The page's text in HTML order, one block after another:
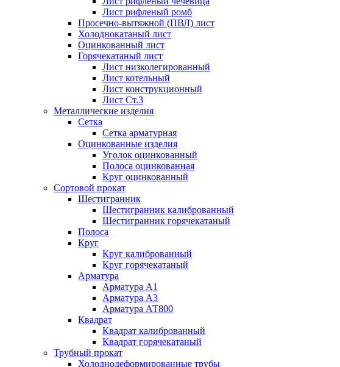
Лист рифленый ромб
Просечно-вытяжной (ПВЛ) лист
Холоднокатаный лист
Оцинкованный лист
Горячекатаный лист
Лист низколегированный
Лист котельный
Лист конструкционный
Лист Ст.3
Металлические изделия
Сетка
Сетка арматурная
Оцинкованные изделия
Уголок оцинкованный
Полоса оцинкованная
Круг оцинкованный
Сортовой прокат
Шестигранник
Шестигранник калиброванный
Шестигранник горячекатаный
Полоса
Круг
Круг калиброванный
Круг горячекатаный
Арматура
Арматура А1
Арматура А3
Арматура АТ800
Квадрат
Квадрат калиброванный
Квадрат горячекатаный
Трубный прокат
Холоднодеформированные трубы